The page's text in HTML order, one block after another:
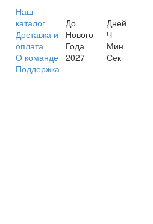
Наш
каталог
Доставка и
оплата
О команде
Поддержка
До
Нового
Года
2027
Дней
Ч
Мин
Сек